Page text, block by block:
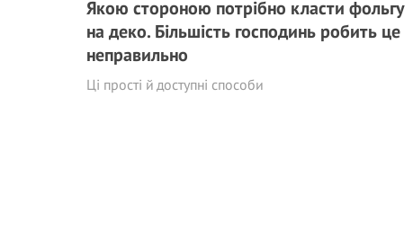
Якою стороною потрібно класти фольгу
на деко. Більшість господинь робить це
неправильно
Ці прості й доступні способи